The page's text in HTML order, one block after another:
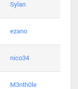
Sylan
ezano
nico34
M3nth0le